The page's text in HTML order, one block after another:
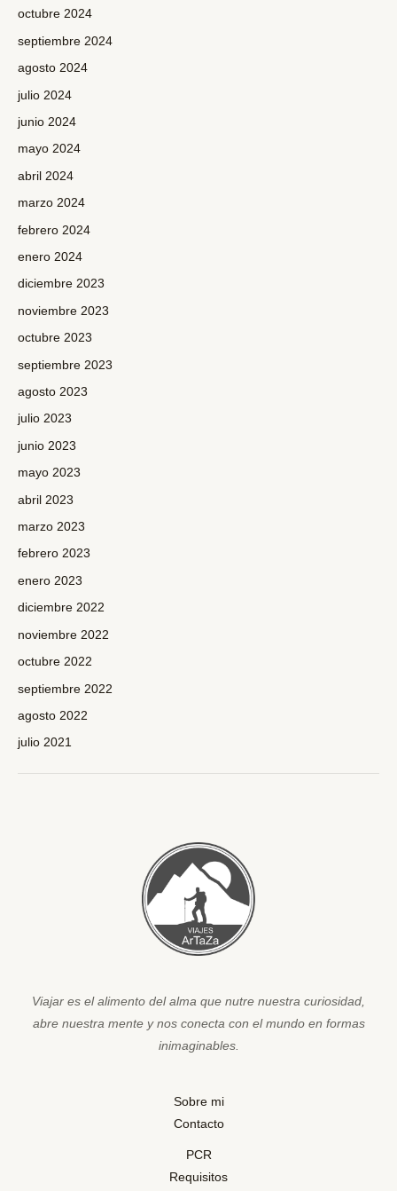
octubre 2024
septiembre 2024
agosto 2024
julio 2024
junio 2024
mayo 2024
abril 2024
marzo 2024
febrero 2024
enero 2024
diciembre 2023
noviembre 2023
octubre 2023
septiembre 2023
agosto 2023
julio 2023
junio 2023
mayo 2023
abril 2023
marzo 2023
febrero 2023
enero 2023
diciembre 2022
noviembre 2022
octubre 2022
septiembre 2022
agosto 2022
julio 2021
Viajar es el alimento del alma que nutre nuestra curiosidad,
abre nuestra mente y nos conecta con el mundo en formas
inimaginables.
Sobre mi
Contacto
PCR
Requisitos